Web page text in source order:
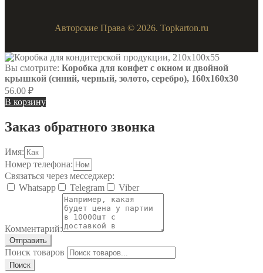
Авторские Права © 2026. Topkarton.ru
Вы смотрите: Коробка для конфет с окном и двойной
крышкой (синий, черный, золото, серебро), 160х160х30
56.00 ₽
В корзину
Заказ обратного звонка
Имя:
Номер телефона:
Связаться через месседжер:
Whatsapp
Telegram Viber
Комментарий:
Отправить
Поиск товаров
Поиск